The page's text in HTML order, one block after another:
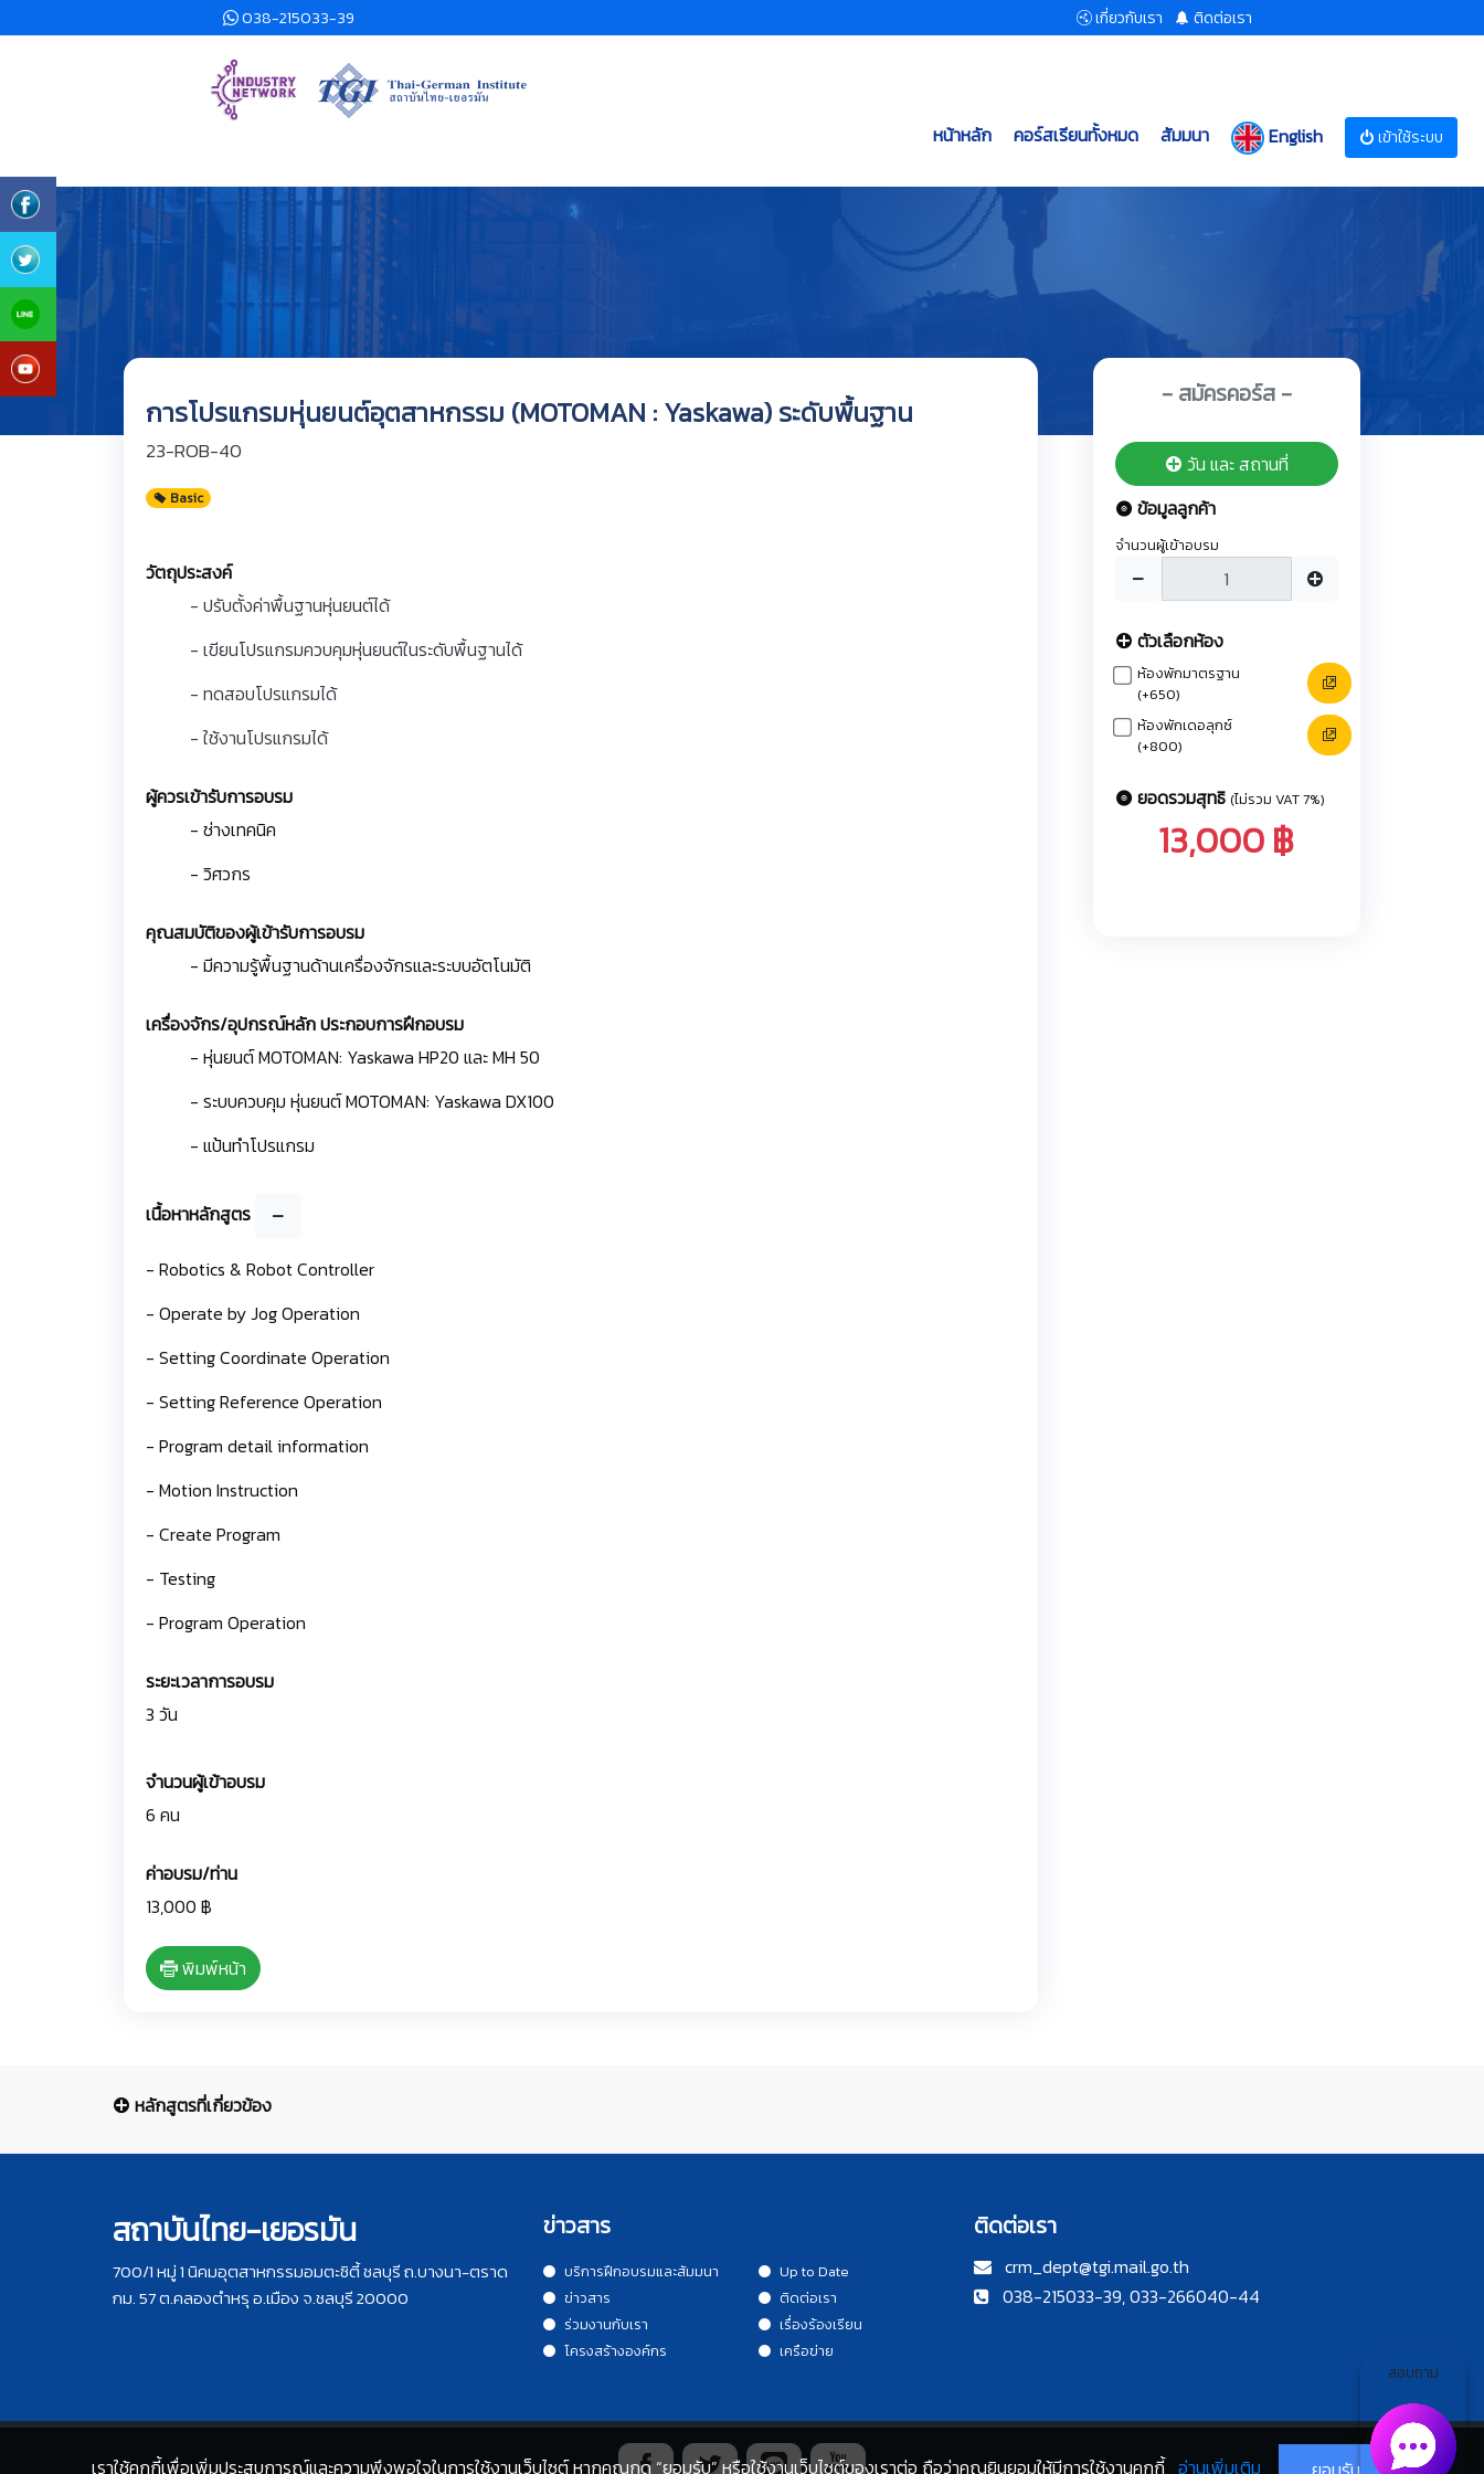
038-215033-39 เกี่ยวกับเรา ติดต่อเรา
หน้าหลัก คอร์สเรียนทั้งหมด สัมมนา English เข้าใช้ระบบ
การโปรแกรมหุ่นยนต์อุตสาหกรรม (MOTOMAN : Yaskawa) ระดับพื้นฐาน
23-ROB-40
Basic
วัตถุประสงค์
- ปรับตั้งค่าพื้นฐานหุ่นยนต์ได้
- เขียนโปรแกรมควบคุมหุ่นยนต์ในระดับพื้นฐานได้
- ทดสอบโปรแกรมได้
- ใช้งานโปรแกรมได้
ผู้ควรเข้ารับการอบรม
- ช่างเทคนิค
- วิศวกร
คุณสมบัติของผู้เข้ารับการอบรม
- มีความรู้พื้นฐานด้านเครื่องจักรและระบบอัตโนมัติ
เครื่องจักร/อุปกรณ์หลัก ประกอบการฝึกอบรม
- หุ่นยนต์ MOTOMAN: Yaskawa HP20 และ MH 50
- ระบบควบคุม หุ่นยนต์ MOTOMAN: Yaskawa DX100
- แป้นทำโปรแกรม
เนื้อหาหลักสูตร
- Robotics & Robot Controller
- Operate by Jog Operation
- Setting Coordinate Operation
- Setting Reference Operation
- Program detail information
- Motion Instruction
- Create Program
- Testing
- Program Operation
ระยะเวลาการอบรม
3 วัน
จำนวนผู้เข้าอบรม
6 คน
ค่าอบรม/ท่าน
13,000 ฿
พิมพ์หน้า
- สมัครคอร์ส -
วัน และ สถานที่
ข้อมูลลูกค้า
จำนวนผู้เข้าอบรม
ตัวเลือกห้อง
ห้องพักมาตรฐาน
(+650)
ห้องพักเดอลุกซ์
(+800)
ยอดรวมสุทธิ (ไม่รวม VAT 7%)
13,000 ฿
หลักสูตรที่เกี่ยวข้อง
สถาบันไทย-เยอรมัน
700/1 หมู่ 1 นิคมอุตสาหกรรมอมตะซิตี้ ชลบุรี ถ.บางนา-ตราด
กม. 57 ต.คลองตำหรุ อ.เมือง จ.ชลบุรี 20000
ข่าวสาร
บริการฝึกอบรมและสัมมนา
ข่าวสาร
ร่วมงานกับเรา
โครงสร้างองค์กร
Up to Date
ติดต่อเรา
เรื่องร้องเรียน
เครือข่าย
ติดต่อเรา
crm_dept@tgi.mail.go.th
038-215033-39, 033-266040-44
สอบถาม
เราใช้คุกกี้เพื่อเพิ่มประสบการณ์และความพึงพอใจในการใช้งานเว็บไซต์ หากคุณกด “ยอมรับ” หรือใช้งานเว็บไซต์ของเราต่อ ถือว่าคุณยินยอมให้มีการใช้งานคุกกี้ อ่านเพิ่มเติม